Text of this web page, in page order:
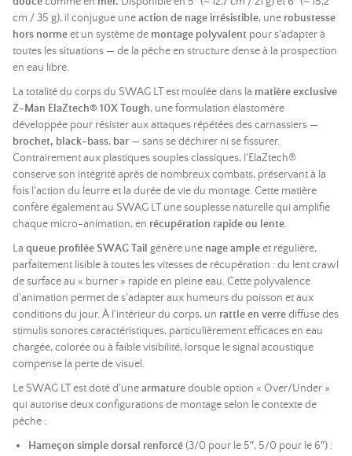
cm / 35 g), il conjugue uneaction de nage irrésistible, une robustesse
hors normeet un système de montage polyvalent pour s'adapter à
toutes les situations — de la pêche en structure dense à la prospection
en eau libre.
La totalité du corps du SWAG LT est moulée dans la matière exclusive
Z-Man ElaZtech® 10X Tough, une formulation élastomère
développée pour résister aux attaques répétées des carnassiers —
brochet, black-bass, bar — sans se déchirer ni se fissurer.
Contrairement aux plastiques souples classiques, l'ElaZtech®
conserve son intégrité après de nombreux combats, préservant à la
fois l'action du leurre et la durée de vie du montage. Cette matière
confère également au SWAG LT une souplesse naturelle qui amplifie
chaque micro-animation, en récupération rapide ou lente.
La queue profilée SWAG Tail génère une nage ampleet régulière,
parfaitement lisible à toutes les vitesses de récupération : du lent crawl
de surface au « burner » rapide en pleine eau. Cette polyvalence
d'animation permet de s'adapter aux humeurs du poisson et aux
conditions du jour. À l'intérieur du corps, un rattle en verrediffuse des
stimulis sonores caractéristiques, particulièrement efficaces en eau
chargée, colorée ou à faible visibilité, lorsque le signal acoustique
compense la perte de visuel.
Le SWAG LT est doté d'unearmaturedouble option « Over/Under »
qui autorise deux configurations de montage selon le contexte de
pêche :
Hameçon simple dorsal renforcé(3/0 pour le 5″, 5/0 pour le 6″) :